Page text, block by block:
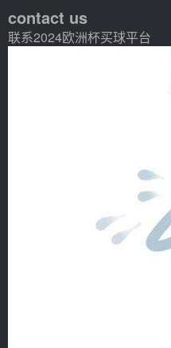
contact us
联系2024欧洲杯买球平台